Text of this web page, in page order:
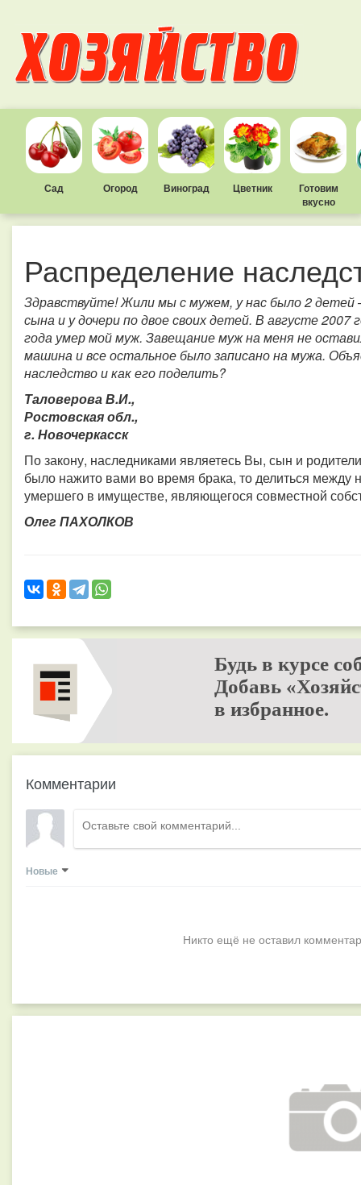
Сад Огород Виноград Цветник
Готовим
вкусно
Распределение
Здравствуйте! Жили мы с мужем, у нас было 2
сына и у дочери по двое своих детей. В августе
года умер мой муж. Завещание муж на меня не
машина и все остальное было записано на мужа.
наследство и как его поделить?
Таловерова В.И.,
Ростовская обл.,
г. Новочеркасск
По закону, наследниками являетесь Вы, сын и
было нажито вами во время брака, то делиться между
умершего в имуществе, являющегося совместной
Олег ПАХОЛКОВ
Будь в курсе
Добавь
в избранное.
Комментарии
Новые
Никто ещё не оставил